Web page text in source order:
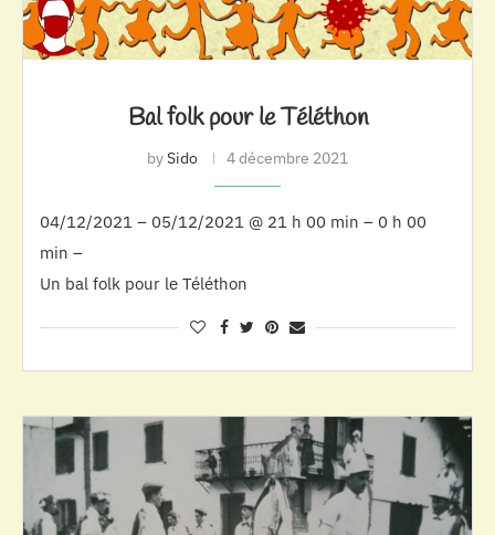
Bal folk pour le Téléthon
bySido 4 décembre 2021
04/12/2021 – 05/12/2021 @ 21 h 00 min – 0 h 00
min –
Un bal folk pour le Téléthon